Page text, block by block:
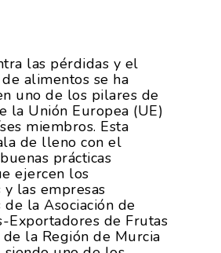
las pérdidas y el
alimentos se ha
uno de los pilares de
la Unión Europea (UE)
miembros. Esta
de lleno con el
prácticas
ejercen los
las empresas
la Asociación de
Exportadores de Frutas
la Región de Murcia